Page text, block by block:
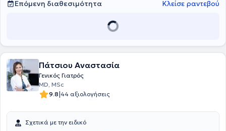
Επόμενη διαθεσιμότητα Κλείσε ραντεβού
Πάτσιου Αναστασία
Γενικός Γιατρός
ΜD, MSc
9.8|44 αξιολογήσεις
Σχετικά με την ειδικό